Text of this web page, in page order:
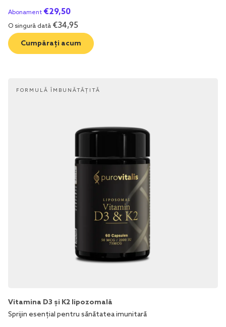
Abonament €29,50
O singură dată €34,95
Cumpărați acum
FORMULĂ ÎMBUNĂTĂȚITĂ
Vitamina D3 și K2 lipozomală
Sprijin esențial pentru sănătatea imunitară